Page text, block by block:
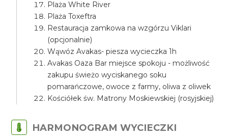
Plaża White River
Plaża Toxeftra
Restauracja zamkowa na wzgórzu Viklari
(opcjonalnie)
Wąwóz Avakas- piesza wycieczka 1h
Avakas Oaza Bar miejsce spokoju - możliwość
zakupu świeżo wyciskanego soku
pomarańczowe, owoce z farmy, oliwa z oliwek
Kościółek św. Matrony Moskiewskiej (rosyjskiej)
HARMONOGRAM WYCIECZKI